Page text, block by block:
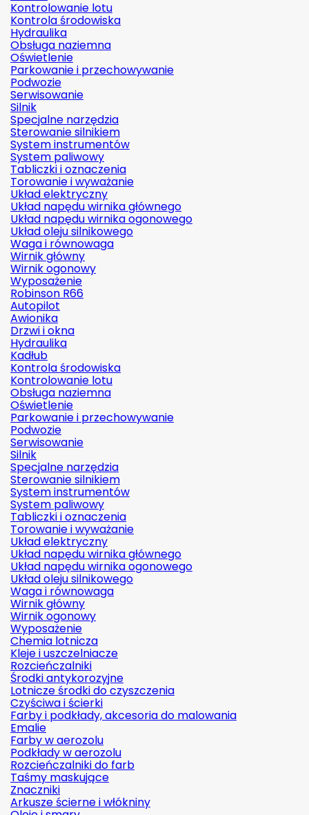
Kontrolowanie lotu
Kontrola środowiska
Hydraulika
Obsługa naziemna
Oświetlenie
Parkowanie i przechowywanie
Podwozie
Serwisowanie
Silnik
Specjalne narzędzia
Sterowanie silnikiem
System instrumentów
System paliwowy
Tabliczki i oznaczenia
Torowanie i wyważanie
Układ elektryczny
Układ napędu wirnika głównego
Układ napędu wirnika ogonowego
Układ oleju silnikowego
Waga i równowaga
Wirnik główny
Wirnik ogonowy
Wyposażenie
Robinson R66
Autopilot
Awionika
Drzwi i okna
Hydraulika
Kadłub
Kontrola środowiska
Kontrolowanie lotu
Obsługa naziemna
Oświetlenie
Parkowanie i przechowywanie
Podwozie
Serwisowanie
Silnik
Specjalne narzędzia
Sterowanie silnikiem
System instrumentów
System paliwowy
Tabliczki i oznaczenia
Torowanie i wyważanie
Układ elektryczny
Układ napędu wirnika głównego
Układ napędu wirnika ogonowego
Układ oleju silnikowego
Waga i równowaga
Wirnik główny
Wirnik ogonowy
Wyposażenie
Chemia lotnicza
Kleje i uszczelniacze
Rozcieńczalniki
Środki antykorozyjne
Lotnicze środki do czyszczenia
Czyściwa i ścierki
Farby i podkłady, akcesoria do malowania
Emalie
Farby w aerozolu
Podkłady w aerozolu
Rozcieńczalniki do farb
Taśmy maskujące
Znaczniki
Arkusze ścierne i włókniny